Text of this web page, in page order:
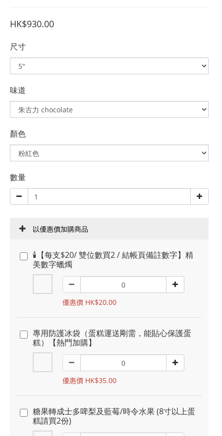
HK$930.00
尺寸
味道
顏色
數量
以優惠價加購商品
🕯️【每支$20/ 雙位數買2 / 結帳頁備註數字】精
美數字蠟燭
優惠價 HK$20.00
專用防護冰袋（蛋糕運送剛需，能貼心保護蛋
糕）【熱門加購】
優惠價 HK$35.00
糖果轉成士多啤梨及藍莓/時令水果 (8寸以上蛋
糕請買2份)